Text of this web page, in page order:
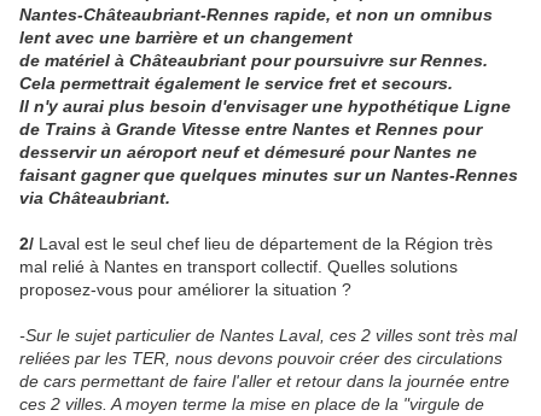
Nantes-Châteaubriant-Rennes rapide, et non un omnibus
lent avec une barrière et un changement
de matériel à Châteaubriant pour poursuivre sur Rennes.
Cela permettrait également le service fret et secours.
Il n'y aurai plus besoin d'envisager une hypothétique Ligne
de Trains à Grande Vitesse entre Nantes et Rennes pour
desservir un aéroport neuf et démesuré pour Nantes ne
faisant gagner que quelques minutes sur un Nantes-Rennes
via Châteaubriant.
2/ Laval est le seul chef lieu de département de la Région très
mal relié à Nantes en transport collectif. Quelles solutions
proposez-vous pour améliorer la situation ?
-Sur le sujet particulier de Nantes Laval, ces 2 villes sont très mal
reliées par les TER, nous devons pouvoir créer des circulations
de cars permettant de faire l'aller et retour dans la journée entre
ces 2 villes. A moyen terme la mise en place de la "virgule de